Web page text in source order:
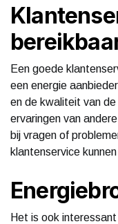
Een goede
een energie
en de kwaliteit van
ervaringen van
bij vragen of
klantenservice
Het is ook